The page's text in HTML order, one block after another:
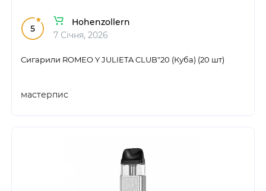
5
Hohenzollern
7 Січня, 2026
Сигарили ROMEO Y JULIETA CLUB"20 (Куба) (20 шт)
мастерпис